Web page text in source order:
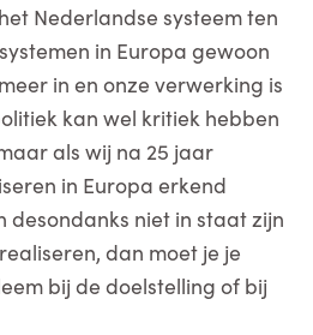
Nederlandse systeem ten
in Europa gewoon
in en onze verwerking is
kan wel kritiek hebben
als wij na 25 jaar
in Europa erkend
desondanks niet in staat zijn
dan moet je je
bij de doelstelling of bij